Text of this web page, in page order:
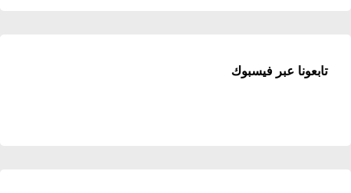
تابعونا عبر فيسبوك